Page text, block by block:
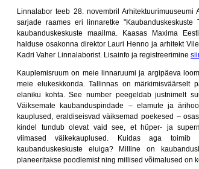
Linnalabor teeb 28. novembril Arhitektuurimuuseumi
sarjade raames eri linnaretke "Kaubanduskeskuste
kaubanduskeskuste maailma. Kaasas Maxima
halduse osakonna direktor Lauri Henno ja arhitekt
Kadri Vaher Linnalaborist. Lisainfo ja registreerimine
Kauplemisruum on meie linnaruumi ja argipäeva
meie elukeskkonda. Tallinnas on märkimisväärselt
elaniku kohta. See number peegeldab justnimelt
Väiksemate kaubanduspindade – elamute ja
kauplused, eraldiseisvad väiksemad poekesed –
kindel tundub olevat vaid see, et hüper- ja
viimased väikekauplused. Kuidas aga
kaubanduskeskuste eluiga? Milline on
planeeritakse poodlemist ning millised võimalused on